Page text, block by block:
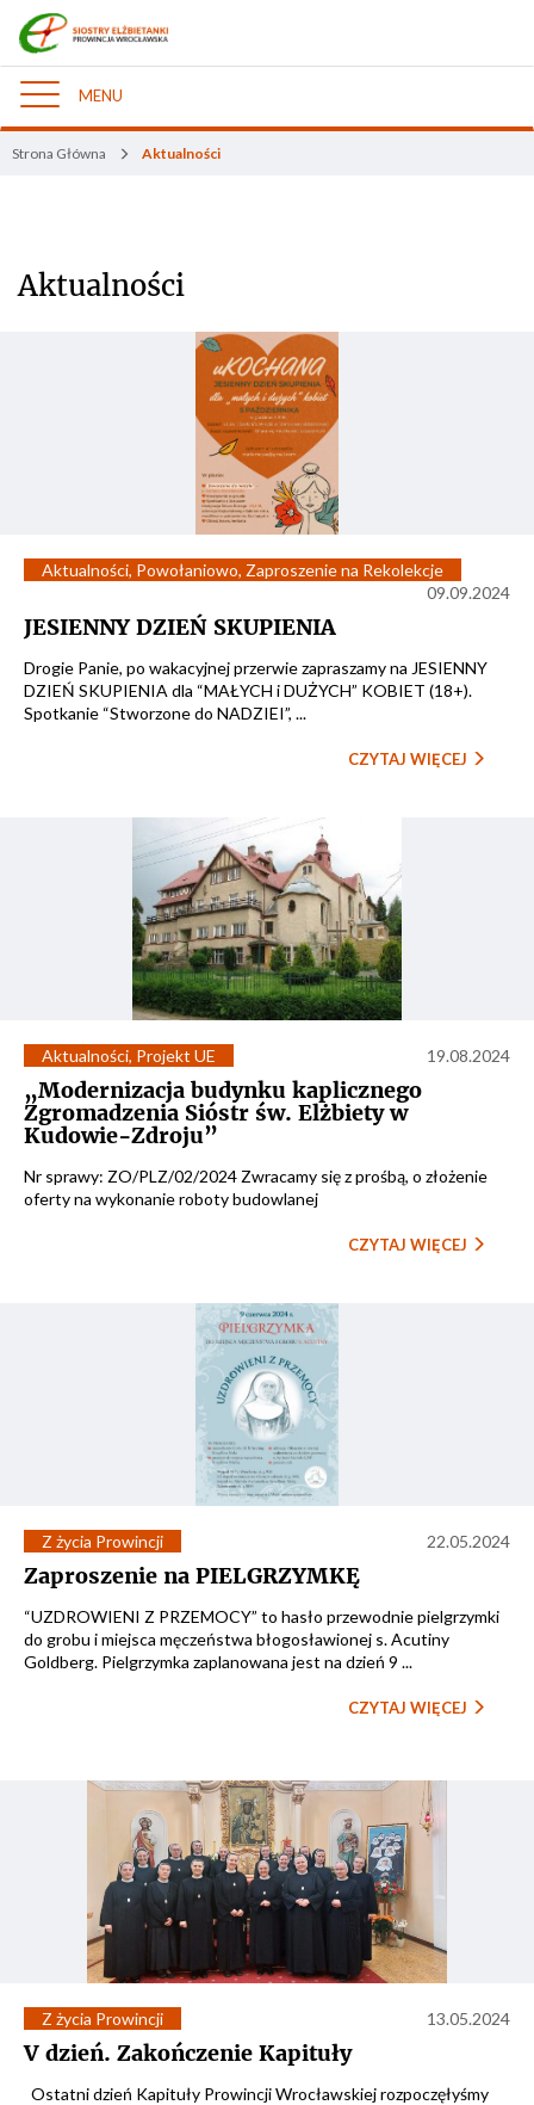
Nawigacja
MENU
Strona Główna Aktualności
Aktualności
Aktualności, Powołaniowo, Zaproszenie na Rekolekcje
09.09.2024
JESIENNY DZIEŃ SKUPIENIA
Drogie Panie, po wakacyjnej przerwie zapraszamy na JESIENNY
DZIEŃ SKUPIENIA dla “MAŁYCH i DUŻYCH” KOBIET (18+).
Spotkanie “Stworzone do NADZIEI”, ...
CZYTAJ WIĘCEJ
Aktualności, Projekt UE 19.08.2024
„Modernizacja budynku kaplicznego
Zgromadzenia Sióstr św. Elżbiety w
Kudowie-Zdroju”
Nr sprawy: ZO/PLZ/02/2024 Zwracamy się z prośbą, o złożenie
oferty na wykonanie roboty budowlanej
CZYTAJ WIĘCEJ
Z życia Prowincji 22.05.2024
Zaproszenie na PIELGRZYMKĘ
“UZDROWIENI Z PRZEMOCY” to hasło przewodnie pielgrzymki
do grobu i miejsca męczeństwa błogosławionej s. Acutiny
Goldberg. Pielgrzymka zaplanowana jest na dzień 9 ...
CZYTAJ WIĘCEJ
Z życia Prowincji 13.05.2024
V dzień. Zakończenie Kapituły
Ostatni dzień Kapituły Prowincji Wrocławskiej rozpoczęłyśmy